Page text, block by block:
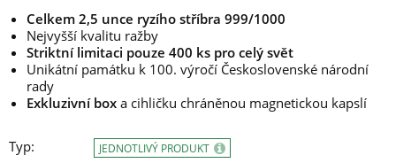
Celkem 2,5 unce ryzího stříbra 999/1000
Nejvyšší kvalitu ražby
Striktní limitaci pouze 400 ks pro celý svět
Unikátní památku k 100. výročí Československé národní
rady
Exkluzivní box a cihličku chráněnou magnetickou kapslí
Typ:
JEDNOTLIVÝ PRODUKT